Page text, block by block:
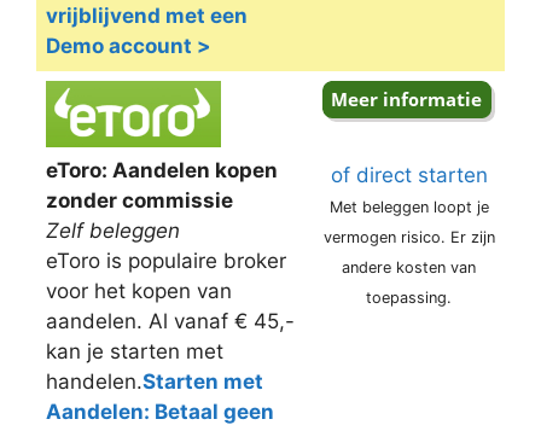
vrijblijvend met een
Demo account >
eToro: Aandelen kopen
zonder commissie
Zelf beleggen
eToro is populaire broker
voor het kopen van
aandelen. Al vanaf € 45,-
kan je starten met
handelen.Starten met
Aandelen: Betaal geen
of direct starten
Met beleggen loopt je
vermogen risico. Er zijn
andere kosten van
toepassing.